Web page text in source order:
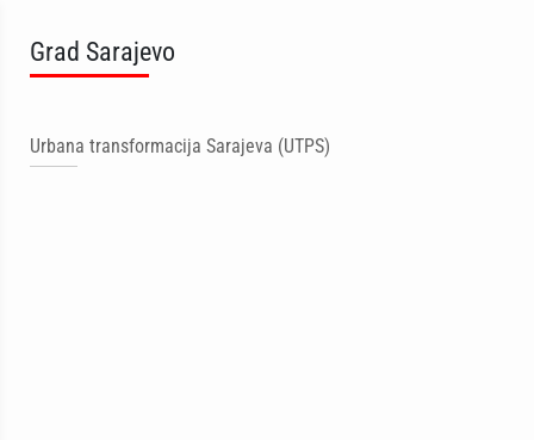
Grad Sarajevo
Urbana transformacija Sarajeva (UTPS)